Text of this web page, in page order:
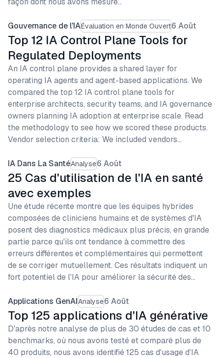
Gouvernance de l'IAÉvaluation en Monde Ouvert6 Août
Top 12 IA Control Plane Tools for
Regulated Deployments
An IA control plane provides a shared layer for
operating IA agents and agent-based applications. We
compared the top 12 IA control plane tools for
enterprise architects, security teams, and IA governance
owners planning IA adoption at enterprise scale. Read
the methodology to see how we scored these products.
Vendor selection criteria: We included vendors…
IA Dans La SantéAnalyse6 Août
25 Cas d'utilisation de l'IA en santé
avec exemples
Une étude récente montre que les équipes hybrides
composées de cliniciens humains et de systèmes d'IA
posent des diagnostics médicaux plus précis, en grande
partie parce qu'ils ont tendance à commettre des
erreurs différentes et complémentaires qui permettent
de se corriger mutuellement. Ces résultats indiquent un
fort potentiel de l'IA pour améliorer la sécurité des…
Applications GenAIAnalyse6 Août
Top 125 applications d'IA générative
D'après notre analyse de plus de 30 études de cas et 10
benchmarks, où nous avons testé et comparé plus de
40 produits, nous avons identifié 125 cas d'usage d'IA